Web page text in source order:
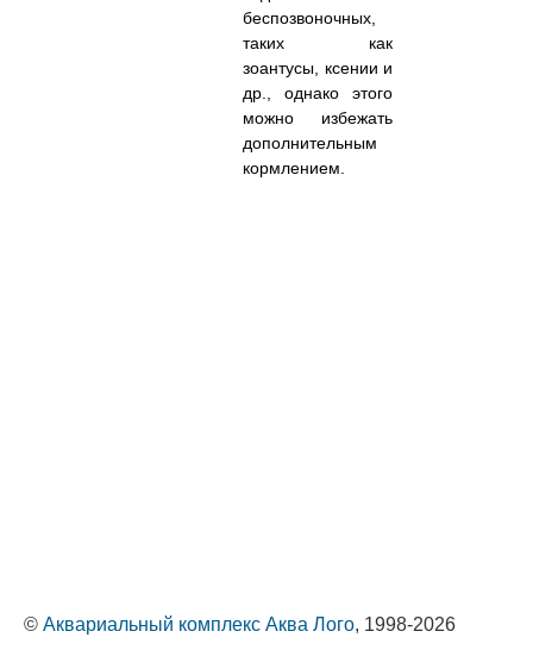
беспозвоночных,
таких как
зоантусы, ксении и
др., однако этого
можно избежать
дополнительным
кормлением.
© Аквариальный комплекс Аква Лого, 1998-2026